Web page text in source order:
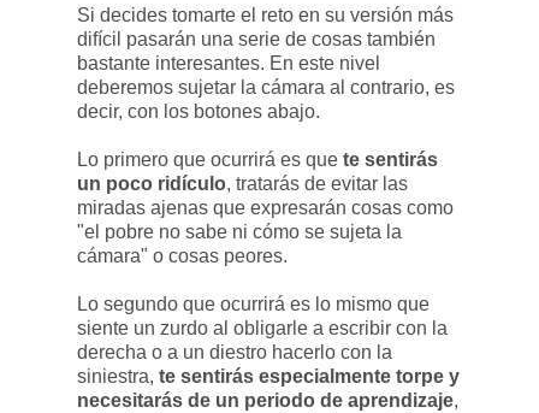
Si decides tomarte el reto en su versión más
difícil pasarán una serie de cosas también
bastante interesantes. En este nivel
deberemos sujetar la cámara al contrario, es
decir, con los botones abajo.
Lo primero que ocurrirá es que te sentirás
un poco ridículo, tratarás de evitar las
miradas ajenas que expresarán cosas como
"el pobre no sabe ni cómo se sujeta la
cámara" o cosas peores.
Lo segundo que ocurrirá es lo mismo que
siente un zurdo al obligarle a escribir con la
derecha o a un diestro hacerlo con la
siniestra, te sentirás especialmente torpe y
necesitarás de un periodo de aprendizaje,